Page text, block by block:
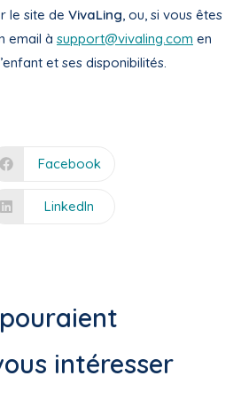
le site de VivaLing , ou, si vous êtes
email à support@vivaling.com en
et ses disponibilités.
Facebook
LinkedIn
intéresser